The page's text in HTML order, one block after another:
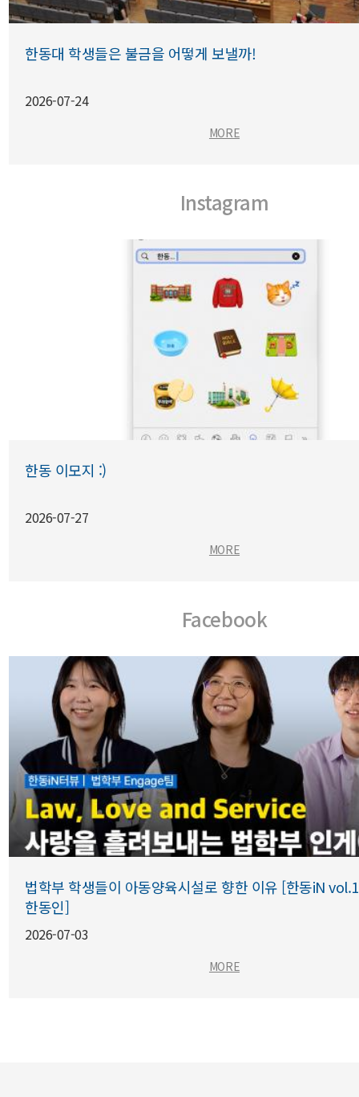
한동대 학생들은 불금을 어떻게 보낼까!
2026-07-24
한동대 학생들은 불금을 어떻게
MORE
Instagram
한동 이모지 :)
2026-07-27
한동 이모지 :)
MORE
Facebook
법학부 학생들이 아동양육시설로 향한 이유 [한동iN
한동인]
2026-07-03
법학부 학생들이 아동양육시설
MORE